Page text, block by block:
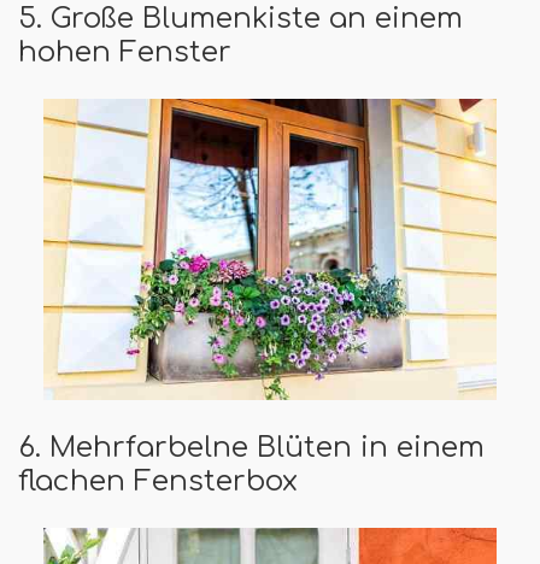
5. Große Blumenkiste an einem
hohen Fenster
6. Mehrfarbelne Blüten in einem
flachen Fensterbox